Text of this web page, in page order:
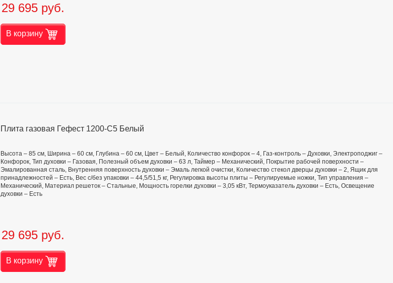
29 695 руб.
В корзину
Плита газовая Гефест 1200-С5 Белый
Высота – 85 см, Ширина – 60 см, Глубина – 60 см, Цвет – Белый, Количество конфорок – 4, Газ-контроль – Духовки, Электроподжиг –
Конфорок, Тип духовки – Газовая, Полезный объем духовки – 63 л, Таймер – Механический, Покрытие рабочей поверхности –
Эмалированная сталь, Внутренняя поверхность духовки – Эмаль легкой очистки, Количество стекол дверцы духовки – 2, Ящик для
принадлежностей – Есть, Вес с/без упаковки – 44,5/51,5 кг, Регулировка высоты плиты – Регулируемые ножки, Тип управления –
Механический, Материал решеток – Стальные, Мощность горелки духовки – 3,05 кВт, Термоуказатель духовки – Есть, Освещение
духовки – Есть
29 695 руб.
В корзину